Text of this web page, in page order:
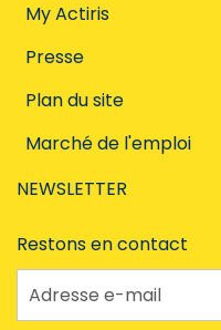
My Actiris
Presse
Plan du site
Marché de l'emploi
NEWSLETTER
Restons en contact
Adresse e-mail